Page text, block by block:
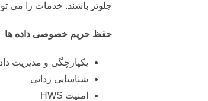
جلوتر باشند. خدمات را می
حفظ حریم خصوصی داده ها
یکپارچگی و مدیریت
شناسایی زدایی
امنیت HWS